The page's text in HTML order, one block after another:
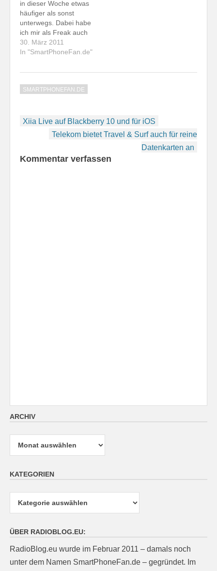
in dieser Woche etwas
häufiger als sonst
unterwegs. Dabei habe
ich mir als Freak auch
die Versorgung in den
vier deutschen
angesehen. Am Montag
Village, wo mit o2 keine
GPRS-Träger wurde
30. März 2011
In "SmartPhoneFan.de"
SMARTPHONEFAN.DE
Beitragsnavigation
Xiia Live auf Blackberry 10 und für iOS
Telekom bietet Travel & Surf auch für reine
Datenkarten an
Kommentar verfassen
ARCHIV
Archiv
KATEGORIEN
ÜBER RADIOBLOG.EU:
RadioBlog.eu wurde im Februar 2011 – damals noch
unter dem Namen SmartPhoneFan.de – gegründet. Im